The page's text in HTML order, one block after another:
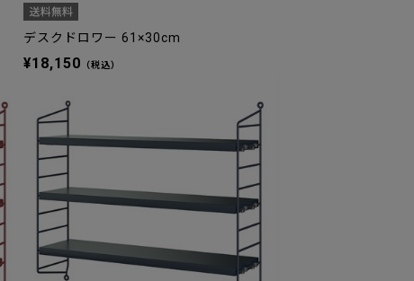
デスクドロワー 61×30cm
¥18,150 （税込）